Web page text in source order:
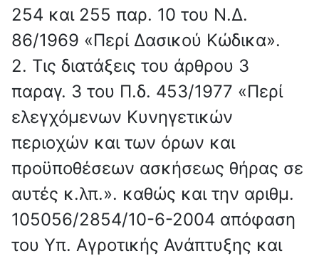
254 και 255 παρ. 10 του Ν.Δ.
86/1969 «Περί Δασικού Κώδικα».
2. Τις διατάξεις του άρθρου 3
παραγ. 3 του Π.δ. 453/1977 «Περί
ελεγχόμενων Κυνηγετικών
περιοχών και των όρων και
προϋποθέσεων ασκήσεως θήρας σε
αυτές κ.λπ.». καθώς και την αριθμ.
105056/2854/10-6-2004 απόφαση
του Υπ. Αγροτικής Ανάπτυξης και